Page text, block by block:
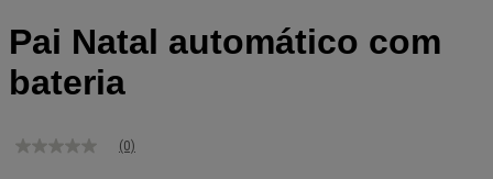
Pai Natal automático com
bateria
Sem
(0)